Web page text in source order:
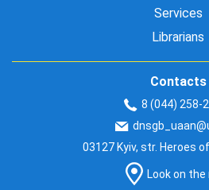
Services
Librarians
Contacts
8 (044) 258-
03127 Kyiv, str. Heroes
Look on the